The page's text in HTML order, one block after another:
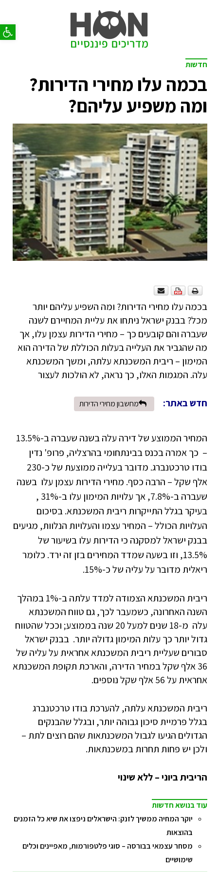
פתח
חדשות
בכמה עלו מחירי הדירות?
ומה משפיע עליהם?
בכמה עלו מחירי הדירות? ומה השפיע עליהם יותר
מכל? בבנק ישראל ניתחו את עליית המחיירם לשנה
שעברה והם קובעים כך – מחירי הדירות עצמן עלו, אך
מה שהגביר את העלייה בעלות הכוללת של הדירה הוא
המימון – ריבית המשכנתא עלתה, ומשך המשכנתא
עלה. המגמות האלו, כך נראה, לא הולכות לעצור
חדש באתר: מחשבון מחירי הדירות
המחיר הממוצע של דירה עלה בשנה שעברה ב-13.5%
– כך אמרה בכנס בבינתחומי בהרצליה, פרופ' נדין
בודו טרכטנברג. מדובר בעלייה ממוצעת של כ-230
אלף שקל – הרבה כסף. מחירי הדירות עצמן עלו בשנה
שעברה ב-7.8%, אך עלויות המימון עלו ב-31% ,
בעיקר בגלל התייקרות ריבית המשכנתא. בסיכום
העלויות הכולל – המחיר עצמו והעלויות הנלוות, מגיעים
בבנק ישראל למסקנה כי הדירות עלו בשיעור של
13.5%, וזו בשעה שמדד המחירים בזן זה ירד. כלומר
ריאלית מדובר על עליה של כ-15%.
ריבית המשכנתא הצמודה למדד עלתה ב-1% במהלך
השנה האחרונה, כשמעבר לכך, גם טווח המשכנתא
עלה מ-18 שנים למעל 20 שנה בממוצע; וככל שהטווח
גדול יותר כך עלות המימון גדולה יותר. בבנק ישראל
סבורים שעליית ריבית המשכנתא אחראית על עליה של
36 אלף שקל במחיר הדירה, והארכת תקופת המשכנתא
אחראית על 56 אלף שקל נוספים.
ריבית המשכנתא עלתה, להערכת בודו טרכטנברג
בגלל פרמיית סיכון גבוהה יותר, ובגלל שהבנקים
הגדולים הגיעו לגבול המשכנתאות שהם רוצים לתת –
ולכן יש פחות תחרות במשכנתאות.
הריבית ביוני – ללא שינוי
עוד בנושא חדשות
יוקר המחיה ממשיך לזנק: הישראלים ניפצו את שיא כל הזמנים
בהוצאות
מסחר עצמאי בבורסה – סוגי פלטפורמות, מאפיינים וכלים
שימושיים